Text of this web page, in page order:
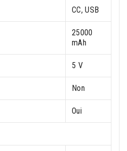
CC, USB
25000
mAh
5 V
Non
Oui